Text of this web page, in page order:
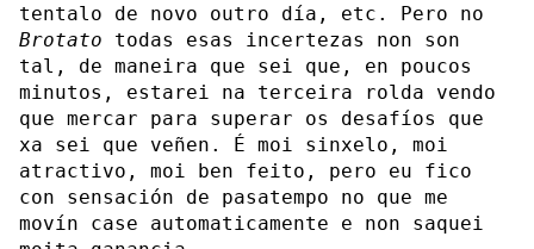
tentalo de novo outro día, etc. Pero no
Brotato todas esas incertezas non son
tal, de maneira que sei que, en poucos
minutos, estarei na terceira rolda vendo
que mercar para superar os desafíos que
xa sei que veñen. É moi sinxelo, moi
atractivo, moi ben feito, pero eu fico
con sensación de pasatempo no que me
movín case automaticamente e non saquei